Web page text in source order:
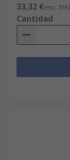
33,32 €(exc. IVA)
Cantidad